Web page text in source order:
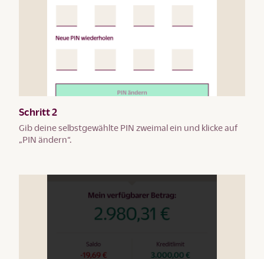
Schritt 2
Gib deine selbstgewählte PIN zweimal ein und klicke auf
„PIN ändern“.